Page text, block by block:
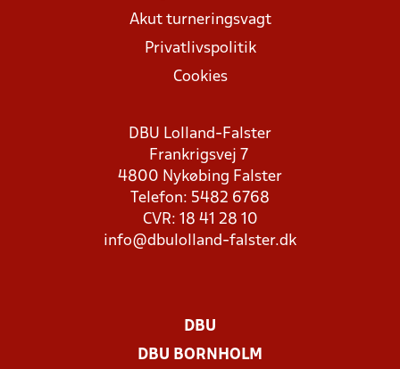
Akut turneringsvagt
Privatlivspolitik
Cookies
DBU Lolland-Falster
Frankrigsvej 7
4800 Nykøbing Falster
Telefon: 5482 6768
CVR: 18 41 28 10
info@dbulolland-falster.dk
DBU
DBU BORNHOLM